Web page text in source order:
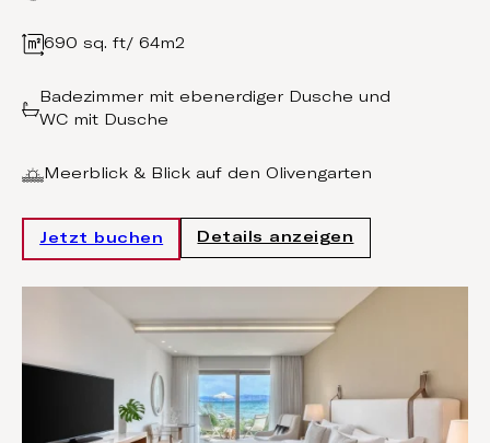
690 sq. ft/ 64m2
Badezimmer mit ebenerdiger Dusche und
WC mit Dusche
Meerblick & Blick auf den Olivengarten
Jetzt buchen Details anzeigen